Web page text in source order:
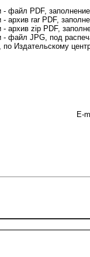
файл PDF,
архив rar PDF,
архив zip PDF,
файл JPG, под
Издательскому
E-